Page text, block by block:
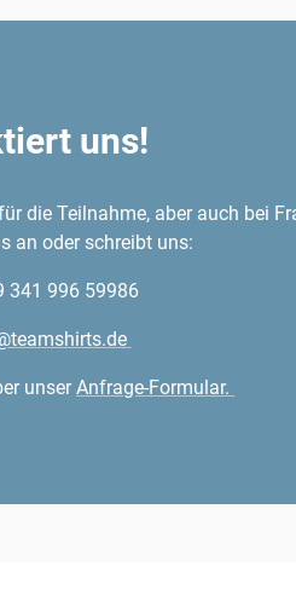
uns!
die Teilnahme, aber auch bei
an oder schreibt uns:
341 996 59986
unserAnfrage-Formular.